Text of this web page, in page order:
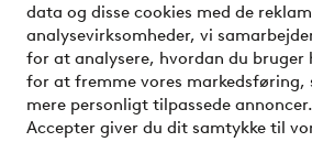
data og disse cookies med de
analysevirksomheder, vi
for at analysere, hvordan du bruger
for at fremme vores markedsføring,
mere personligt tilpassede
Accepter giver du dit samtykke til
Sikre betalinger - betal nu
Vil du vide mere om vores
elpy